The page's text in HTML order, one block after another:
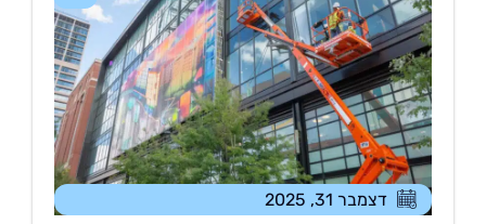
דצמבר 31, 2025